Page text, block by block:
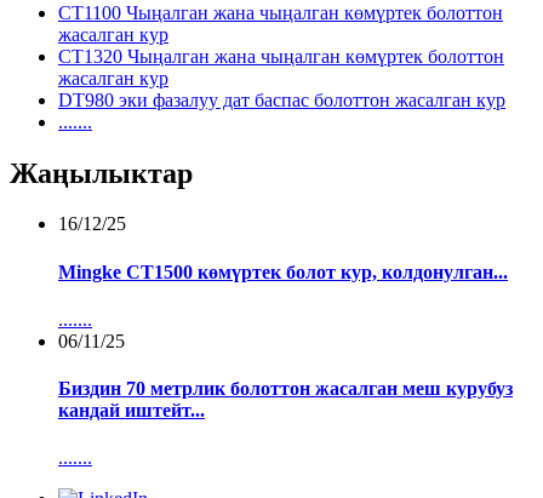
CT1100 Чыңалган жана чыңалган көмүртек болоттон
жасалган кур
CT1320 Чыңалган жана чыңалган көмүртек болоттон
жасалган кур
DT980 эки фазалуу дат баспас болоттон жасалган кур
.......
Жаңылыктар
16/12/25
Mingke CT1500 көмүртек болот кур, колдонулган...
.......
06/11/25
Биздин 70 метрлик болоттон жасалган меш курубуз
кандай иштейт...
.......